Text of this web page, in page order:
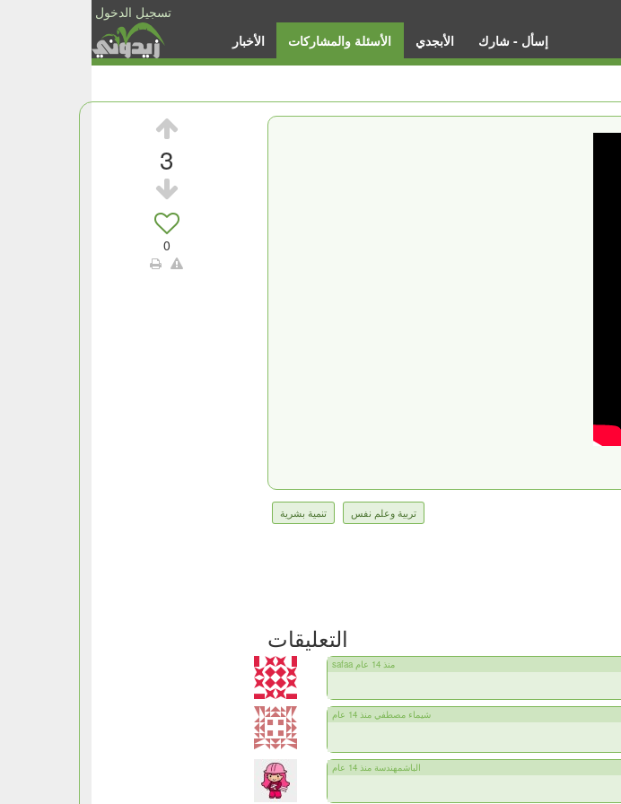
تسجيل الدخول
الأخبار الأسئلة والمشاركات الأبجدي إسأل - شارك
3
0
تربية وعلم نفس تنمية بشرية
التعليقات
safaa منذ 14 عام
شيماء مصطفي منذ 14 عام
الباشمهندسة منذ 14 عام